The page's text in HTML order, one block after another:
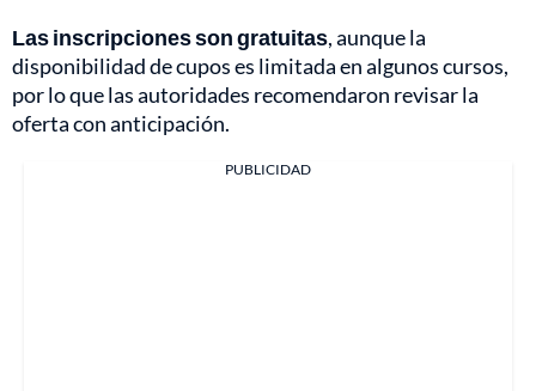
Las inscripciones son gratuitas, aunque la
disponibilidad de cupos es limitada en algunos cursos,
por lo que las autoridades recomendaron revisar la
oferta con anticipación.
PUBLICIDAD